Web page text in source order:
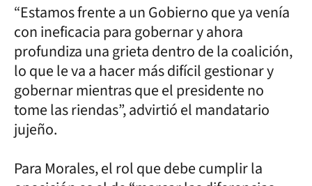
“Estamos frente a un Gobierno que ya venía
con ineficacia para gobernar y ahora
profundiza una grieta dentro de la coalición,
lo que le va a hacer más difícil gestionar y
gobernar mientras que el presidente no
tome las riendas”, advirtió el mandatario
jujeño.
Para Morales, el rol que debe cumplir la